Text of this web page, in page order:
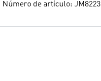
Número de artículo: JM8223